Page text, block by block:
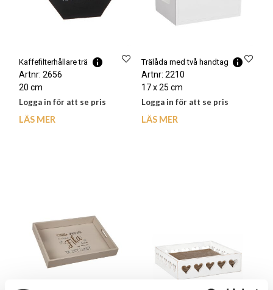
Kaffefilterhållare trä
Artnr: 2656
20 cm
Logga in för att se pris
LÄS MER
Trälåda med två handtag
Artnr: 2210
17 x 25 cm
Logga in för att se pris
LÄS MER